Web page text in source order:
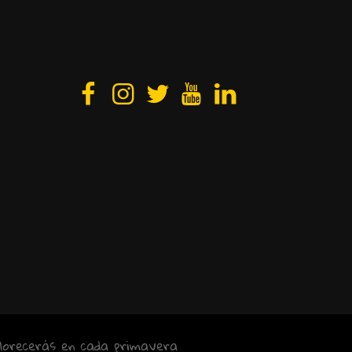
en cada primavera